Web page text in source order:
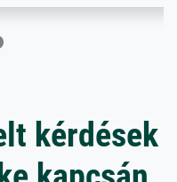
kérdések